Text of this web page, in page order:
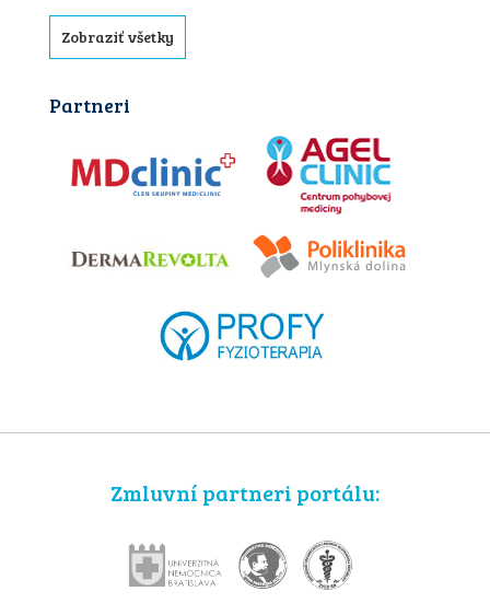
Zobraziť všetky
Partneri
Zmluvní partneri portálu: